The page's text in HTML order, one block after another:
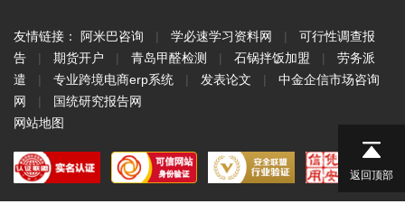
友情链接： 阿米巴咨询 | 学必速学习资料网 |
可行性调查报
告
| 期货开户 | 青岛甲醛检测 | 石锅拌饭加盟 |
劳务派
遣
| 专业跨境电商erp系统 | 发表论文 |
中金企信市场咨询
网
|
国统研究报告网
网站地图
返回顶部